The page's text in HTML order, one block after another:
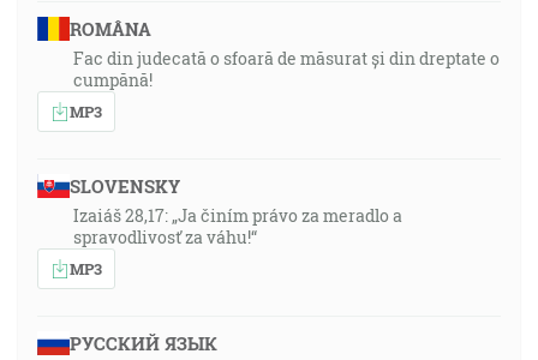
ROMÂNA
Fac din judecată o sfoară de măsurat și din dreptate o
cumpănă!
MP3
SLOVENSKY
Izaiáš 28,17: „Ja činím právo za meradlo a
spravodlivosť za váhu!“
MP3
РУССКИЙ ЯЗЫК